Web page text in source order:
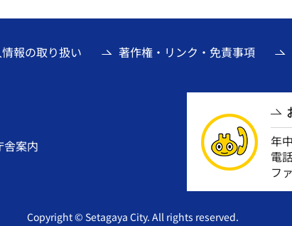
報の取り扱い 著作権・リンク・免責事項
舎案内
年
電
フ
Copyright © Setagaya City. All rights reserved.